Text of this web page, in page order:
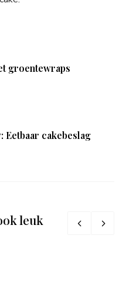
groentewraps
Eetbaar cakebeslag
leuk